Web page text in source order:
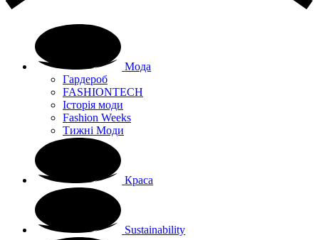
Мода
Гардероб
FASHIONTECH
Історія моди
Fashion Weeks
Тижні Моди
Краса
Sustainability